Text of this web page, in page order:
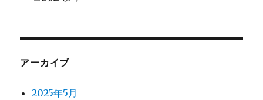
アーカイブ
2025年5月